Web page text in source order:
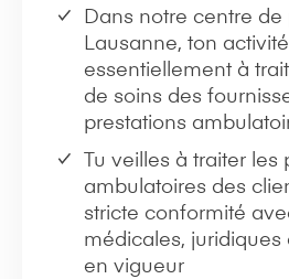
Dans notre centre
Lausanne, ton
essentiellement à
de soins des
prestations
Tu veilles à traiter les
ambulatoires des
stricte conformité
médicales,
en vigueur